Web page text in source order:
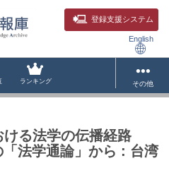
登録支援システム
English
ランキング その他
ける法学の伝播経路
「法学通論」から : 台湾